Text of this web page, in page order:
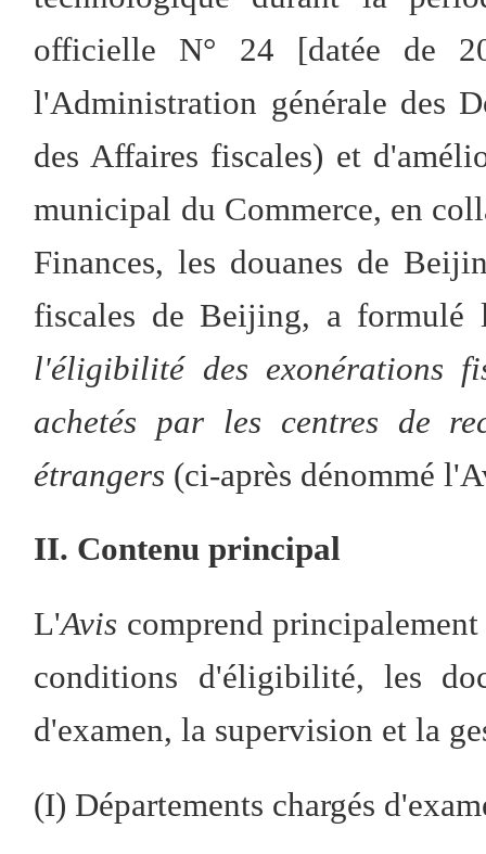
officielle N° 24 [datée de
l'Administration générale des
des Affaires fiscales) et
municipal du Commerce, en
Finances, les douanes de
fiscales de Beijing, a formulé
l'éligibilité des exonérations
achetés par les centres de
étrangers (ci-après dénommé
II. Contenu principal
L'Avis comprend
conditions d'éligibilité, les
d'examen, la supervision et la
(I) Départements chargés